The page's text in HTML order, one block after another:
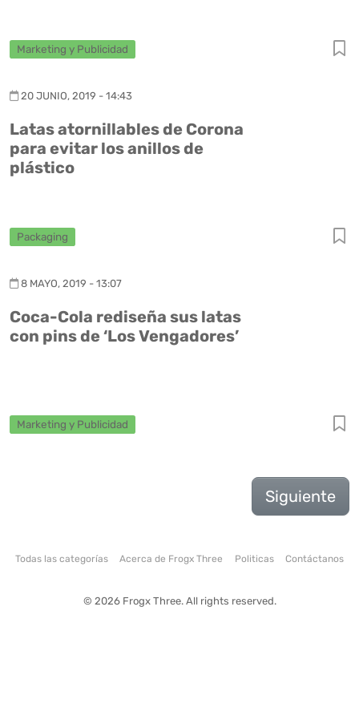
Marketing y Publicidad
20 JUNIO, 2019 - 14:43
Latas atornillables de Corona
para evitar los anillos de
plástico
Packaging
8 MAYO, 2019 - 13:07
Coca-Cola rediseña sus latas
con pins de ‘Los Vengadores’
Marketing y Publicidad
Siguiente
Todas las categorías Acerca de Frogx Three Politicas Contáctanos
© 2026 Frogx Three. All rights reserved.